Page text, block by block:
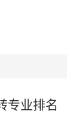
专业排名